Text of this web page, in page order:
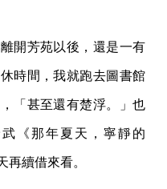
開芳苑以後，還是一有
時間，我就跑去圖書館
「甚至還有楚浮。」也
《那年夏天，寧靜的
再續借來看。